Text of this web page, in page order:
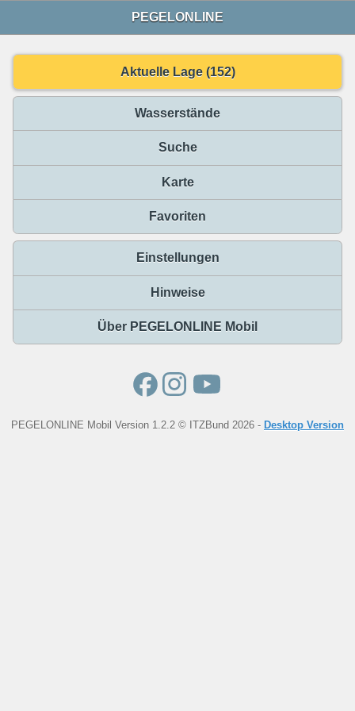
PEGELONLINE
Aktuelle Lage (152)
Wasserstände
Suche
Karte
Favoriten
Einstellungen
Hinweise
Über PEGELONLINE Mobil
PEGELONLINE Mobil Version 1.2.2 © ITZBund 2026 - Desktop Version